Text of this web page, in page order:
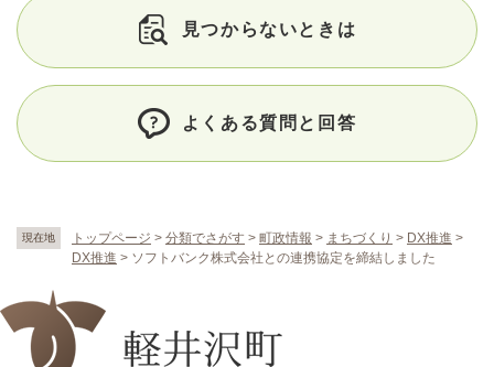
現在地 トップページ > 分類でさがす > 町政情報 > まちづくり > DX推進 >
DX推進 > ソフトバンク株式会社との連携協定を締結しました
見つからないときは
よくある質問と回答